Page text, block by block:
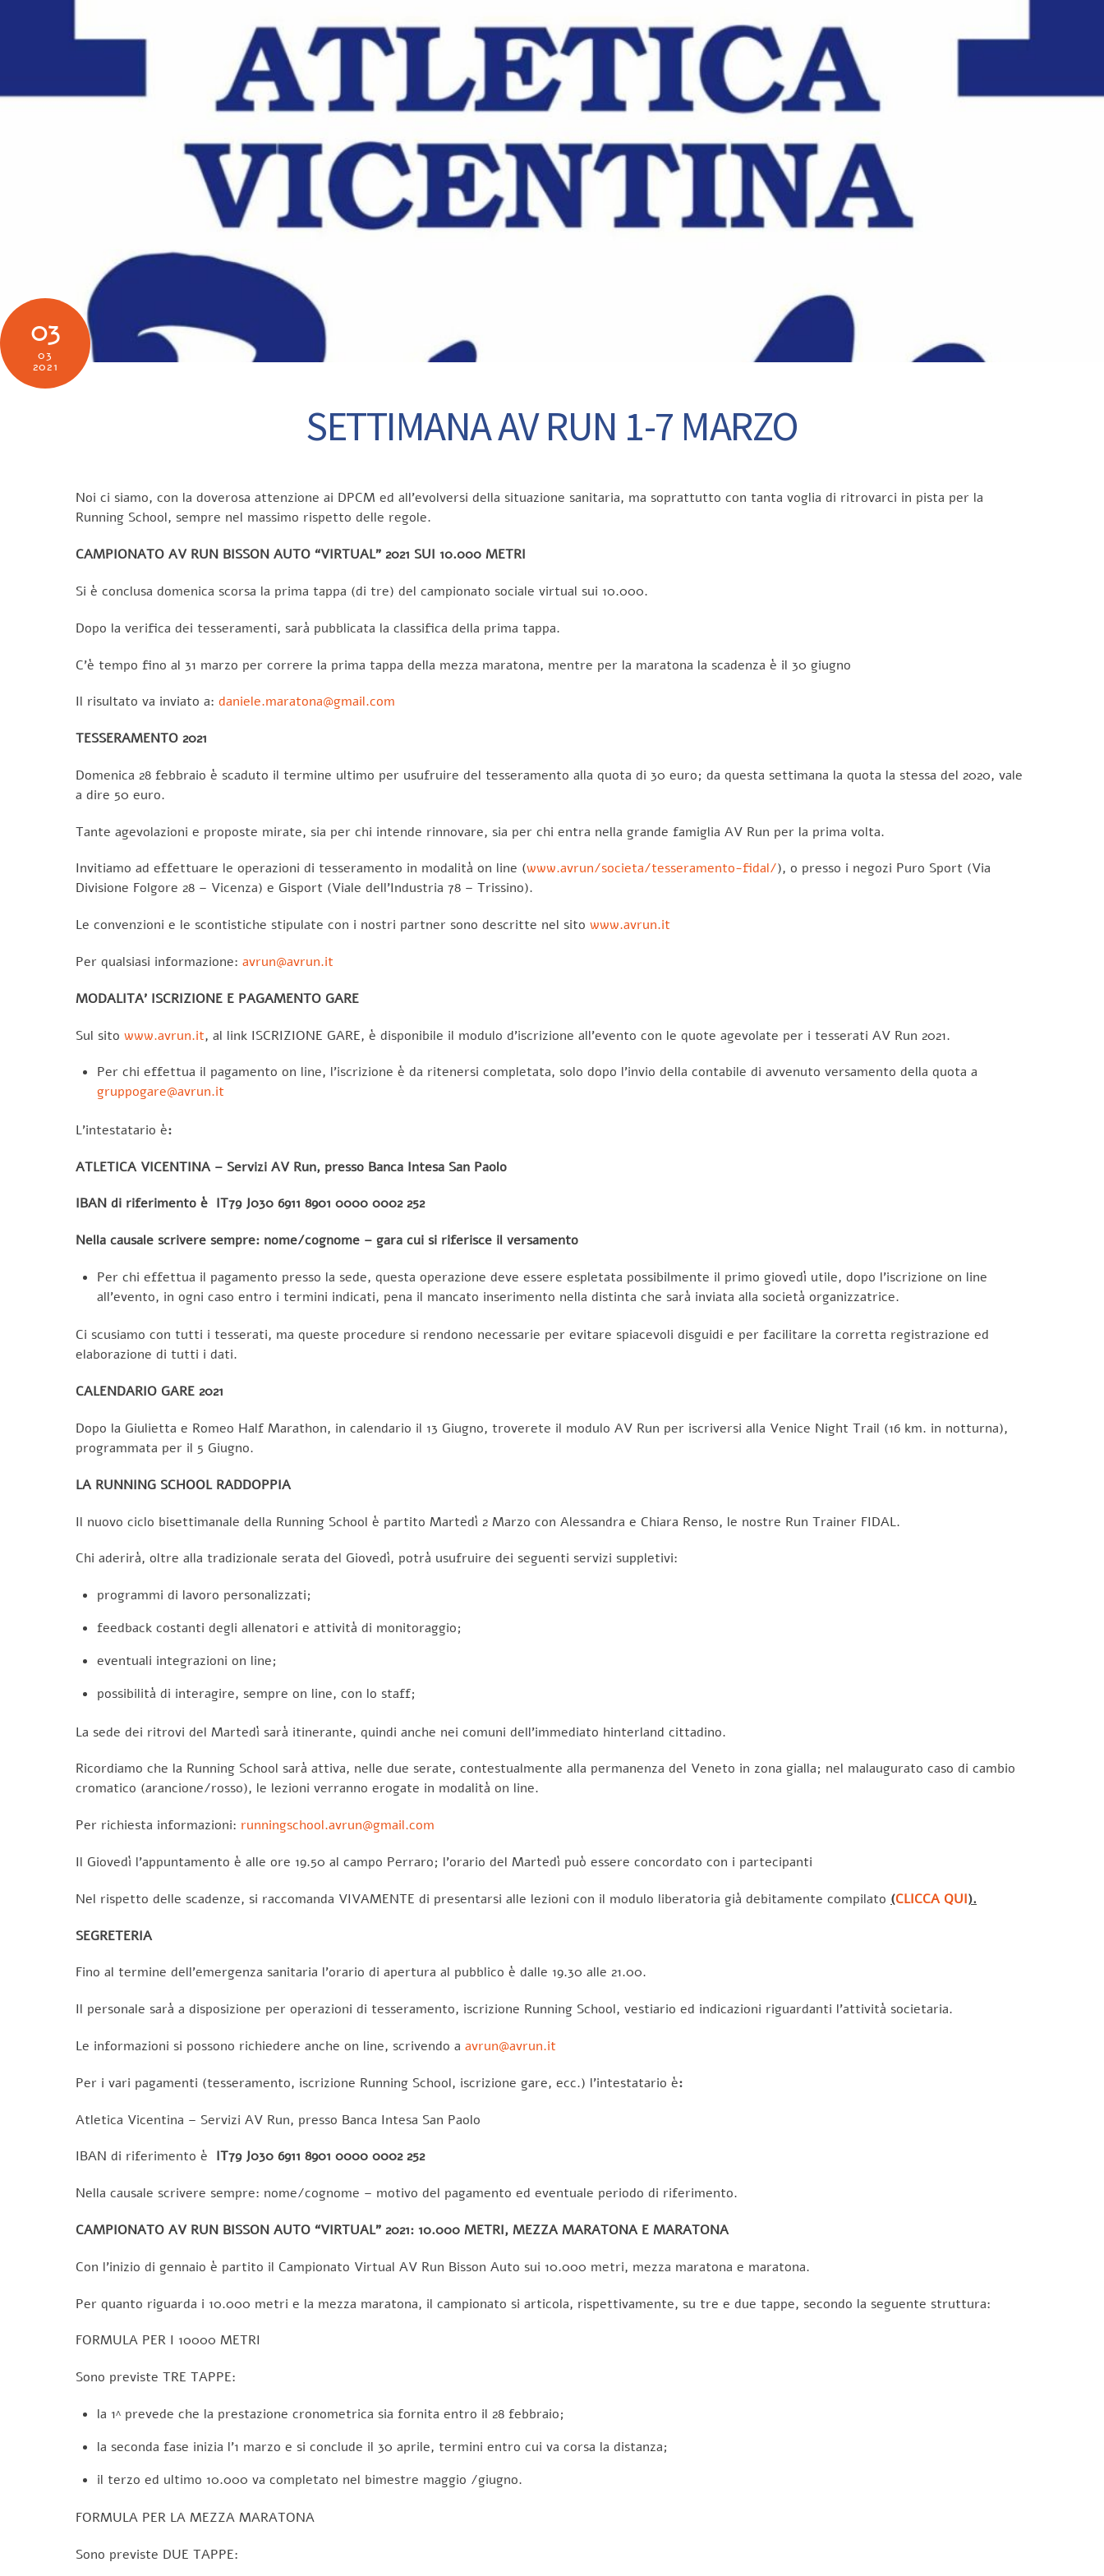
03
03
2021
SETTIMANA AV RUN 1-7 MARZO
Noi ci siamo, con la doverosa attenzione ai DPCM ed all’evolversi della situazione sanitaria, ma soprattutto con tanta voglia di ritrovarci in pista per la
Running School, sempre nel massimo rispetto delle regole.
CAMPIONATO AV RUN BISSON AUTO “VIRTUAL” 2021 SUI 10.000 METRI
Si è conclusa domenica scorsa la prima tappa (di tre) del campionato sociale virtual sui 10.000.
Dopo la verifica dei tesseramenti, sarà pubblicata la classifica della prima tappa.
C’è tempo fino al 31 marzo per correre la prima tappa della mezza maratona, mentre per la maratona la scadenza è il 30 giugno
Il risultato va inviato a: daniele.maratona@gmail.com
TESSERAMENTO 2021
Domenica 28 febbraio è scaduto il termine ultimo per usufruire del tesseramento alla quota di 30 euro; da questa settimana la quota la stessa del 2020, vale
a dire 50 euro.
Tante agevolazioni e proposte mirate, sia per chi intende rinnovare, sia per chi entra nella grande famiglia AV Run per la prima volta.
Invitiamo ad effettuare le operazioni di tesseramento in modalità on line (www.avrun/societa/tesseramento-fidal/), o presso i negozi Puro Sport (Via
Divisione Folgore 28 – Vicenza) e Gisport (Viale dell’Industria 78 – Trissino).
Le convenzioni e le scontistiche stipulate con i nostri partner sono descritte nel sito www.avrun.it
Per qualsiasi informazione: avrun@avrun.it
MODALITA’ ISCRIZIONE E PAGAMENTO GARE
Sul sito www.avrun.it, al link ISCRIZIONE GARE, è disponibile il modulo d’iscrizione all’evento con le quote agevolate per i tesserati AV Run 2021.
Per chi effettua il pagamento on line, l’iscrizione è da ritenersi completata, solo dopo l’invio della contabile di avvenuto versamento della quota a
gruppogare@avrun.it
L’intestatario è:
ATLETICA VICENTINA – Servizi AV Run, presso Banca Intesa San Paolo
IBAN di riferimento è IT79 J030 6911 8901 0000 0002 252
Nella causale scrivere sempre: nome/cognome – gara cui si riferisce il versamento
Per chi effettua il pagamento presso la sede, questa operazione deve essere espletata possibilmente il primo giovedì utile, dopo l’iscrizione on line
all’evento, in ogni caso entro i termini indicati, pena il mancato inserimento nella distinta che sarà inviata alla società organizzatrice.
Ci scusiamo con tutti i tesserati, ma queste procedure si rendono necessarie per evitare spiacevoli disguidi e per facilitare la corretta registrazione ed
elaborazione di tutti i dati.
CALENDARIO GARE 2021
Dopo la Giulietta e Romeo Half Marathon, in calendario il 13 Giugno, troverete il modulo AV Run per iscriversi alla Venice Night Trail (16 km. in notturna),
programmata per il 5 Giugno.
LA RUNNING SCHOOL RADDOPPIA
Il nuovo ciclo bisettimanale della Running School è partito Martedì 2 Marzo con Alessandra e Chiara Renso, le nostre Run Trainer FIDAL.
Chi aderirà, oltre alla tradizionale serata del Giovedì, potrà usufruire dei seguenti servizi suppletivi:
programmi di lavoro personalizzati;
feedback costanti degli allenatori e attività di monitoraggio;
eventuali integrazioni on line;
possibilità di interagire, sempre on line, con lo staff;
La sede dei ritrovi del Martedì sarà itinerante, quindi anche nei comuni dell’immediato hinterland cittadino.
Ricordiamo che la Running School sarà attiva, nelle due serate, contestualmente alla permanenza del Veneto in zona gialla; nel malaugurato caso di cambio
cromatico (arancione/rosso), le lezioni verranno erogate in modalità on line.
Per richiesta informazioni: runningschool.avrun@gmail.com
Il Giovedì l’appuntamento è alle ore 19.50 al campo Perraro; l’orario del Martedì può essere concordato con i partecipanti
Nel rispetto delle scadenze, si raccomanda VIVAMENTE di presentarsi alle lezioni con il modulo liberatoria già debitamente compilato (CLICCA QUI).
SEGRETERIA
Fino al termine dell’emergenza sanitaria l’orario di apertura al pubblico è dalle 19.30 alle 21.00.
Il personale sarà a disposizione per operazioni di tesseramento, iscrizione Running School, vestiario ed indicazioni riguardanti l’attività societaria.
Le informazioni si possono richiedere anche on line, scrivendo a avrun@avrun.it
Per i vari pagamenti (tesseramento, iscrizione Running School, iscrizione gare, ecc.) l’intestatario è:
Atletica Vicentina – Servizi AV Run, presso Banca Intesa San Paolo
IBAN di riferimento è IT79 J030 6911 8901 0000 0002 252
Nella causale scrivere sempre: nome/cognome – motivo del pagamento ed eventuale periodo di riferimento.
CAMPIONATO AV RUN BISSON AUTO “VIRTUAL” 2021: 10.000 METRI, MEZZA MARATONA E MARATONA
Con l’inizio di gennaio è partito il Campionato Virtual AV Run Bisson Auto sui 10.000 metri, mezza maratona e maratona.
Per quanto riguarda i 10.000 metri e la mezza maratona, il campionato si articola, rispettivamente, su tre e due tappe, secondo la seguente struttura:
FORMULA PER I 10000 METRI
Sono previste TRE TAPPE:
la 1^ prevede che la prestazione cronometrica sia fornita entro il 28 febbraio;
la seconda fase inizia l’1 marzo e si conclude il 30 aprile, termini entro cui va corsa la distanza;
il terzo ed ultimo 10.000 va completato nel bimestre maggio /giugno.
FORMULA PER LA MEZZA MARATONA
Sono previste DUE TAPPE: